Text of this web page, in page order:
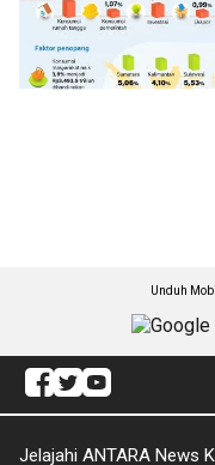
Unduh
Jelajahi ANTARA News Kl